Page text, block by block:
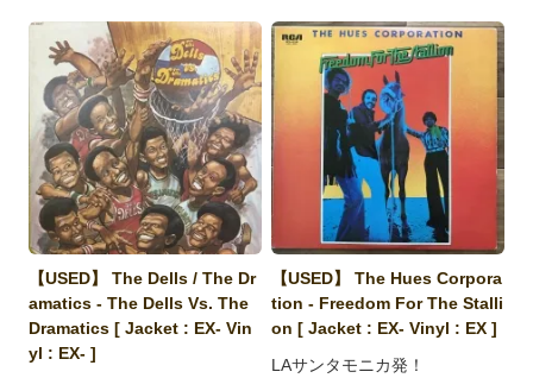
【USED】 The Dells / The Dr
amatics - The Dells Vs. The
Dramatics [ Jacket : EX- Vin
yl : EX- ]
【USED】 The Hues Corpora
tion - Freedom For The Stalli
on [ Jacket : EX- Vinyl : EX ]
LAサンタモニカ発！